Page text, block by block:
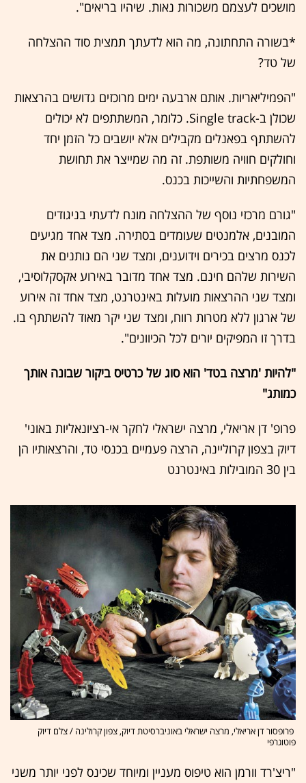
מושכים לעצמם משכורות נאות. שיהיו בריאים".
*בשורה התחתונה, מה הוא לדעתך תמצית סוד ההצלחה
של טד?
"הפמיליאריות. אותם ארבעה ימים מרוכזים גדושים בהרצאות
שכולן ב-Single track. כלומר, המשתתפים לא יכולים
להשתתף בפאנלים מקבילים אלא יושבים כל הזמן יחד
וחולקים חוויה משותפת. זה מה שמייצר את תחושת
המשפחתיות והשייכות בכנס.
"גורם מרכזי נוסף של ההצלחה מונח לדעתי בניגודים
המובנים, אלמנטים שעומדים בסתירה. מצד אחד מגיעים
לכנס מרצים בכירים וידוענים, ומצד שני הם נותנים את
השירות שלהם חינם. מצד אחד מדובר באירוע אקסקלוסיבי,
ומצד שני ההרצאות מועלות באינטרנט, מצד אחד זה אירוע
של ארגון ללא מטרות רווח, ומצד שני יקר מאוד להשתתף בו.
בדרך זו המפיקים יורים לכל הכיוונים".
"להיות 'מרצה בטד' הוא סוג של כרטיס ביקור שבונה אותך
כמותג"
פרופ' דן אריאלי, מרצה ישראלי לחקר אי-רציונאליות באוני'
דיוק בצפון קרוליינה, הרצה פעמיים בכנסי טד, והרצאותיו הן
בין 30 המובילות באינטרנט
פרופסור דן אריאלי, מרצה ישראלי באוניברסיטת דיוק, צפון קרולינה / צלם דיוק
פוטוגרפי
"ריצ'רד וורמן הוא טיפוס מעניין ומיוחד שכינס לפני יותר משני